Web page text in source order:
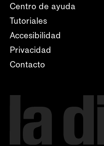
Centro de ayuda
Tutoriales
Accesibilidad
Privacidad
Contacto